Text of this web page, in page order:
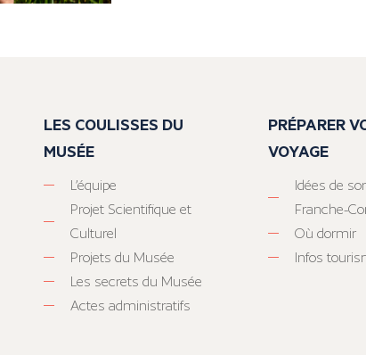
LES COULISSES DU
MUSÉE
L’équipe
Projet Scientifique et
Culturel
Projets du Musée
Les secrets du Musée
Actes administratifs
PRÉPARER
VOYAGE
Idées de
Franche-
Où dormir
Infos